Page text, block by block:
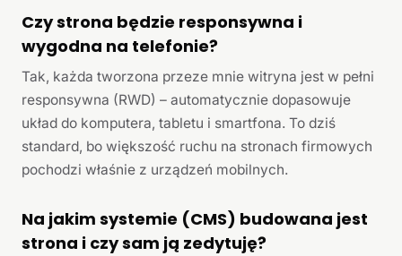
Czy strona będzie responsywna i
wygodna na telefonie?
Tak, każda tworzona przeze mnie witryna jest w pełni
responsywna (RWD) – automatycznie dopasowuje
układ do komputera, tabletu i smartfona. To dziś
standard, bo większość ruchu na stronach firmowych
pochodzi właśnie z urządzeń mobilnych.
Na jakim systemie (CMS) budowana jest
strona i czy sam ją zedytuję?